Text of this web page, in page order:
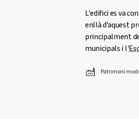
L'edifici es va
enllà d’aquest
principalment
municipals i l'
Patrimoni